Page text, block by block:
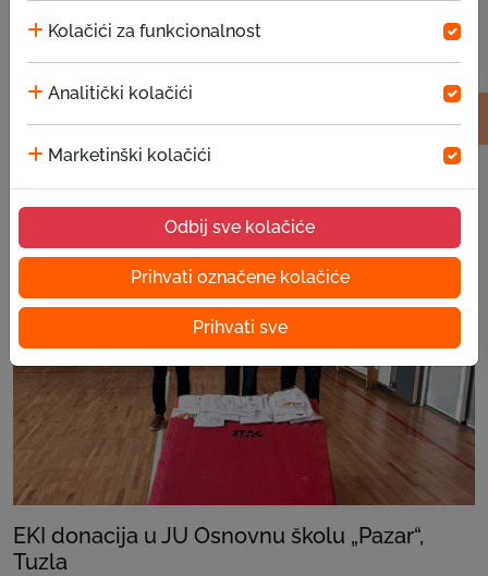
Kolačići za funkcionalnost
Analitički kolačići
Marketinški kolačići
Odbij sve kolačiće
Prihvati označene kolačiće
Prihvati sve
EKI donacija u Predškolsku ustanovu – klub
EKI donacija u JU Osnovnu školu „Pazar“,
Tuzla